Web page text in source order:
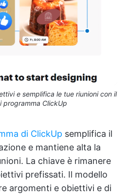
e semplifica le tue riunioni con il
programma ClickUp
di ClickUp semplifica il
e mantiene alta la
La chiave è rimanere
prefissati. Il modello
argomenti e obiettivi e di